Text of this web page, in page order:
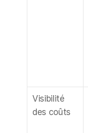
Visibilité
des coûts